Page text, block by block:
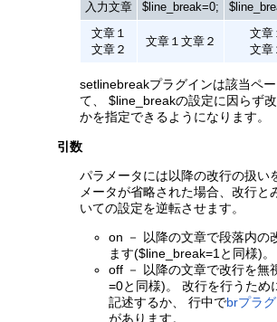
入力文章 $line_break=0;
文章１
文章２
文章１文章２
文章
文章
setlinebreakプラグインは該当ペ
て、 $line_breakの設定に因らず
かを指定できるようになります。
引数
パラメータには以降の改行の扱い
メータが省略された場合、改行と
いての設定を逆転させます。
on － 以降の文章で段落内の
ます($line_break=1と同様)。
off － 以降の文章で改行を無
=0と同様)。 改行を行うため
記述するか、 行中でbrプラ
があります。